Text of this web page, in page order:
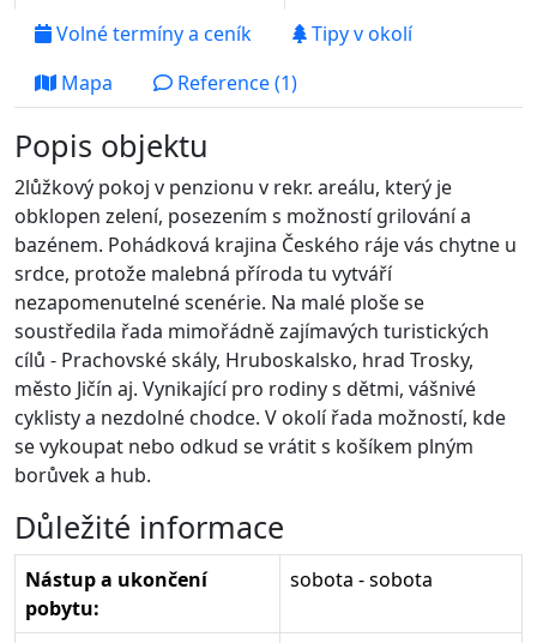
Volné termíny a ceník
Tipy v okolí
Mapa
Reference (1)
Popis objektu
2lůžkový pokoj v penzionu v rekr. areálu, který je
obklopen zelení, posezením s možností grilování a
bazénem. Pohádková krajina Českého ráje vás chytne u
srdce, protože malebná příroda tu vytváří
nezapomenutelné scenérie. Na malé ploše se
soustředila řada mimořádně zajímavých turistických
cílů - Prachovské skály, Hruboskalsko, hrad Trosky,
město Jičín aj. Vynikající pro rodiny s dětmi, vášnivé
cyklisty a nezdolné chodce. V okolí řada možností, kde
se vykoupat nebo odkud se vrátit s košíkem plným
borůvek a hub.
Důležité informace
Nástup a ukončení
pobytu:
sobota - sobota